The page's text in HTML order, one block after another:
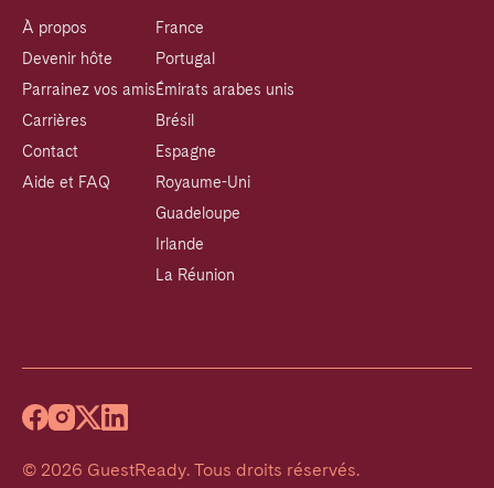
À propos
Devenir hôte
Parrainez vos amis
Carrières
Contact
Aide et FAQ
France
Portugal
Émirats arabes unis
Brésil
Espagne
Royaume-Uni
Guadeloupe
Irlande
La Réunion
© 2026 GuestReady. Tous droits réservés.